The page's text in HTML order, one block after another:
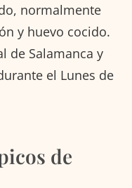
normalmente
y huevo cocido.
de Salamanca y
el Lunes de
de